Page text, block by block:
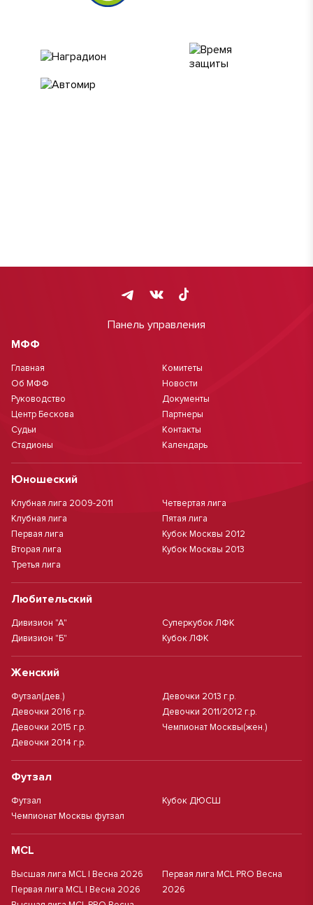
Панель управления
МФФ
Главная
Об МФФ
Руководство
Центр Бескова
Судьи
Стадионы
Комитеты
Новости
Документы
Партнеры
Контакты
Календарь
Юношеский
Клубная лига 2009-2011
Клубная лига
Первая лига
Вторая лига
Третья лига
Четвертая лига
Пятая лига
Кубок Москвы 2012
Кубок Москвы 2013
Любительский
Дивизион "А"
Дивизион "Б"
Суперкубок ЛФК
Кубок ЛФК
Женский
Футзал(дев.)
Девочки 2016 г.р.
Девочки 2015 г.р.
Девочки 2014 г.р.
Девочки 2013 г.р.
Девочки 2011/2012 г.р.
Чемпионат Москвы(жен.)
Футзал
Футзал
Чемпионат Москвы футзал
Кубок ДЮСШ
MCL
Высшая лига MCL | Весна 2026
Первая лига MCL | Весна 2026
Первая лига MCL PRO Весна
2026